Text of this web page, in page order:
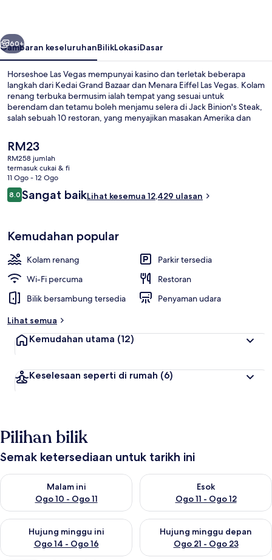
Seterusnya
60+
Gambaran keseluruhanBilikLokasiDasar
Horseshoe Las Vegas mempunyai kasino dan terletak beberapa
langkah dari Kedai Grand Bazaar dan Menara Eiffel Las Vegas. Kolam
renang terbuka bermusim ialah tempat yang sesuai untuk
berendam dan tetamu boleh menjamu selera di Jack Binion's Steak,
salah sebuah 10 restoran, yang menyajikan masakan Amerika dan
istirahat, bar tepi kolam, dan bar/deli snek. Katil yang selesa dan
lokasi mendapat pujian daripada pengembara lain. Hartanah ini
terletak berdekatan dengan pengangkutan awam: jarak Stesen
Flamingo - Caesars Palace Monorail ialah 8 minit dan Stesen Ballys
and Paris Las Vegas Monorail ialah 8 minit.
Harga
semasa
ialah
RM23
RM23
RM258 jumlah
termasuk cukai & fi
11 Ogo - 12 Ogo
Ulasan
8.08.0 daripada 10
Sangat baikLihat kesemua 12,429 ulasan
Kemudahan popular
Kolam renang
Parkir tersedia
Wi-Fi percuma
Restoran
Bilik bersambung tersedia
Penyaman udara
Lihat semua
Kemudahan utama (12)
Keselesaan seperti di rumah (6)
Pilihan bilik
Semak ketersediaan untuk tarikh ini
Malam ini
Ogo 10 - Ogo 11
Semak ketersediaan untuk malam ini Ogo 10 - Ogo 11
Esok
Ogo 11 - Ogo 12
Semak ketersediaan untuk
Hujung minggu ini
Ogo 14 - Ogo 16
Semak ketersediaan untuk hujung minggu ini Ogo 14 - Ogo 16
Hujung minggu depan
Ogo 21 - Ogo 23
Semak ketersediaan untuk